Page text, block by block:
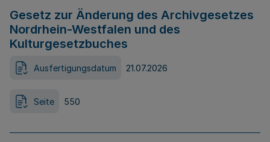
Gesetz zur Änderung des Archivgesetzes
Nordrhein-Westfalen und des
Kulturgesetzbuches
Ausfertigungsdatum 21.07.2026
Seite 550